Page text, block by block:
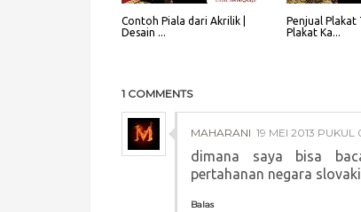
Contoh Piala dari Akrilik |
Desain ...
Penjual Plakat
Plakat Ka...
1 COMMENTS
MAHARANI 19 MEI 2013 PUKUL
dimana saya bisa
pertahanan negara
Balas